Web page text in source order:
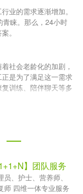
业的需求逐渐增加。
睐。那么，24小时
。
社会老龄化的加剧，
是为了满足这一需求
训练、陪伴聊天等多
和舒适，避免出现意
1+1+N】团队服务
员、护士、营养师、
师 四维一体专业服务